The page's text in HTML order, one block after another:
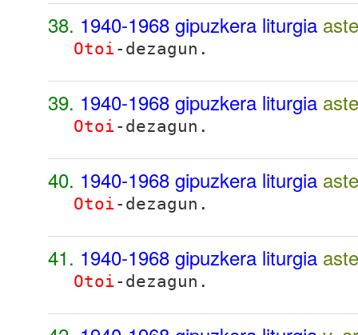
38. 1940-1968 gipuzkera liturgia
Otoi-dezagun.
39. 1940-1968 gipuzkera liturgia
Otoi-dezagun.
40. 1940-1968 gipuzkera liturgia
Otoi-dezagun.
41. 1940-1968 gipuzkera liturgia
Otoi-dezagun.